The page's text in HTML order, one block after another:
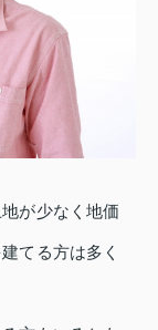
が少なく地価
てる方は多く